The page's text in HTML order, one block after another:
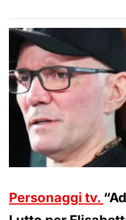
Personaggi tv.